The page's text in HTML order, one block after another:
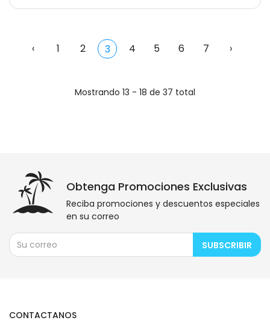
‹ 1 2 3 4 5 6 7 ›
Mostrando 13 - 18 de 37 total
Obtenga Promociones Exclusivas
Reciba promociones y descuentos especiales
en su correo
SUBSCRIBIR
CONTACTANOS